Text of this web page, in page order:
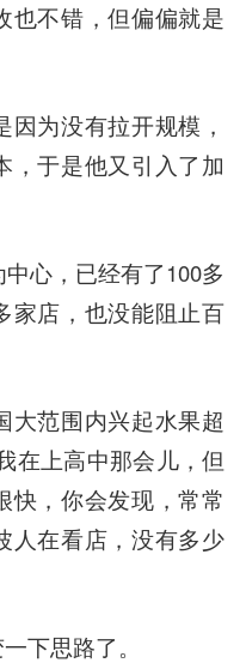
也不错，但偏偏就是
为没有拉开规模，
，于是他又引入了加
心，已经有了100多
家店，也没能阻止百
大范围内兴起水果超
在上高中那会儿，但
快，你会发现，常常
人在看店，没有多少
下思路了。